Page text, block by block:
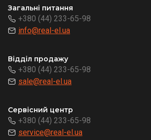
Загальні питання
+380 (44) 233-65-98
info@real-el.ua
Відділ продажу
+380 (44) 233-65-98
sale@real-el.ua
Сервісний центр
+380 (44) 233-65-98
service@real-el.ua